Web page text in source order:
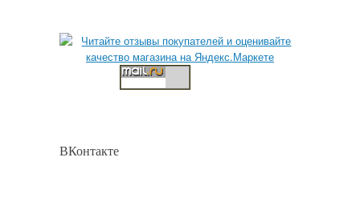
ВКонтакте